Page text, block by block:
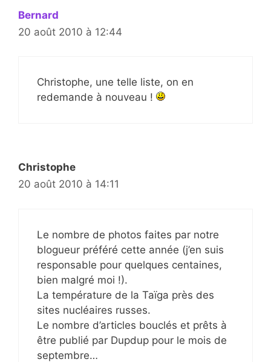
Bernard
20 août 2010 à 12:44
Christophe, une telle liste, on en
redemande à nouveau !
Christophe
20 août 2010 à 14:11
Le nombre de photos faites par notre
blogueur préféré cette année (j’en suis
responsable pour quelques centaines,
bien malgré moi !).
La température de la Taïga près des
sites nucléaires russes.
Le nombre d’articles bouclés et prêts à
être publié par Dupdup pour le mois de
septembre…